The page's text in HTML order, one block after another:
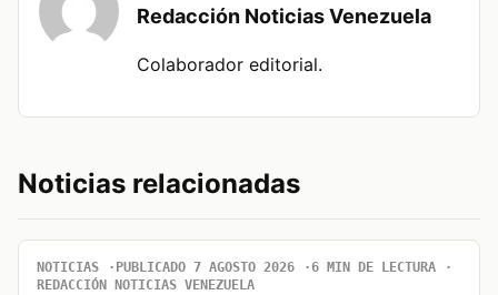
Redacción Noticias Venezuela
Colaborador editorial.
Noticias relacionadas
NOTICIAS PUBLICADO 7 AGOSTO 2026
6 MIN DE LECTURA
REDACCIÓN NOTICIAS VENEZUELA